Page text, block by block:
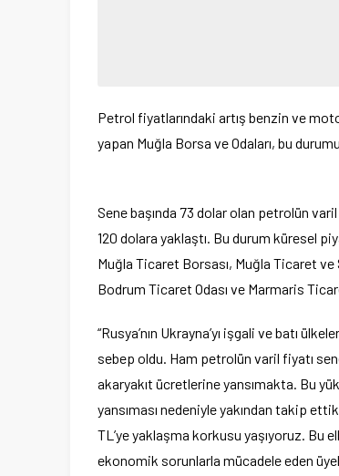
Petrol fiyatlarındaki artış benzin ve
yapan Muğla Borsa ve Odaları, bu
Sene başında 73 dolar olan petrolün
120 dolara yaklaştı. Bu durum küresel
Muğla Ticaret Borsası, Muğla Ticaret ve
Bodrum Ticaret Odası ve Marmaris
“Rusya’nın Ukrayna’yı işgali ve batı
sebep oldu. Ham petrolün varil fiyatı
akaryakıt ücretlerine yansımakta. Bu
yansıması nedeniyle yakından takip
TL’ye yaklaşma korkusu yaşıyoruz. Bu
ekonomik sorunlarla mücadele eden